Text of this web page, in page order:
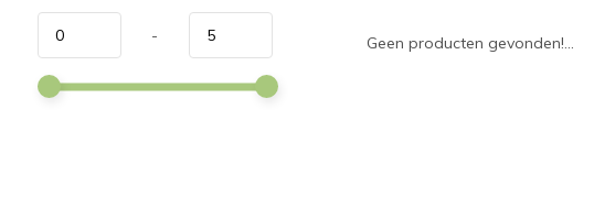
- Geen producten gevonden!...